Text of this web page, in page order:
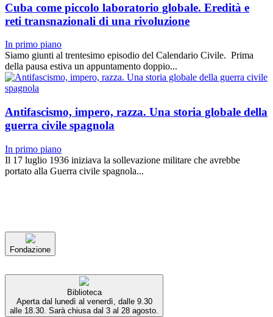
Cuba come piccolo laboratorio globale. Eredità e
reti transnazionali di una rivoluzione
In primo piano
Siamo giunti al trentesimo episodio del Calendario Civile. Prima
della pausa estiva un appuntamento doppio...
Antifascismo, impero, razza. Una storia globale della
guerra civile spagnola
In primo piano
Il 17 luglio 1936 iniziava la sollevazione militare che avrebbe
portato alla Guerra civile spagnola...
Fondazione
Biblioteca
Aperta dal lunedì al venerdì, dalle 9.30
alle 18.30. Sarà chiusa dal 3 al 28 agosto.